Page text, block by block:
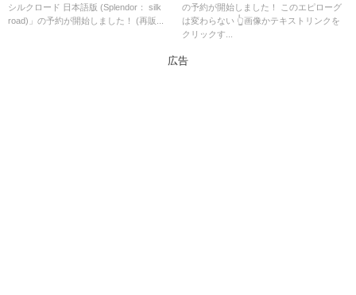
と予約購入可能なショップ紹
介！
シルクロード 日本語版 (Splendor： silk
road)」の予約が開始しました！ (再販...
の予約が開始しました！ このエピローグ
は変わらない 👆画像かテキストリンクを
クリックす...
広告